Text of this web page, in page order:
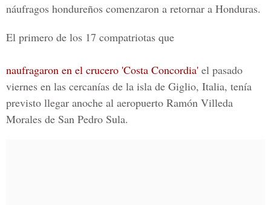
náufragos hondureños comenzaron a retornar a Honduras.
El primero de los 17 compatriotas que
naufragaron en el crucero 'Costa Concordia' el pasado
viernes en las cercanías de la isla de Giglio, Italia, tenía
previsto llegar anoche al aeropuerto Ramón Villeda
Morales de San Pedro Sula.